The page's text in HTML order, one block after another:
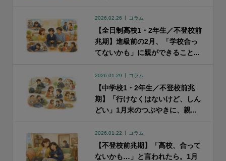
2026.02.26 コラム
【全日制高校1・2年生／不登校前
兆期】進級前の2月、「学校合っ
てないかも」に親ができること...
2026.01.29 コラム
【中学校1・2年生／不登校前兆
期】「行けなくはないけど、しん
どい」1月末のつぶやきに、親...
2026.01.22 コラム
【不登校前兆期】「高校、合って
ないかも…」と言われたら。1月